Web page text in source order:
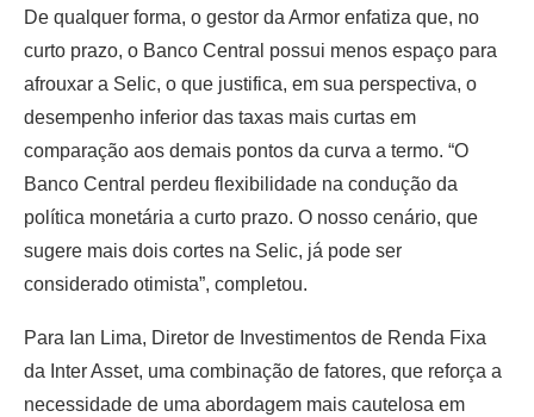
De qualquer forma, o gestor da Armor enfatiza que, no
curto prazo, o Banco Central possui menos espaço para
afrouxar a Selic, o que justifica, em sua perspectiva, o
desempenho inferior das taxas mais curtas em
comparação aos demais pontos da curva a termo. “O
Banco Central perdeu flexibilidade na condução da
política monetária a curto prazo. O nosso cenário, que
sugere mais dois cortes na Selic, já pode ser
considerado otimista”, completou.
Para Ian Lima, Diretor de Investimentos de Renda Fixa
da Inter Asset, uma combinação de fatores, que reforça a
necessidade de uma abordagem mais cautelosa em